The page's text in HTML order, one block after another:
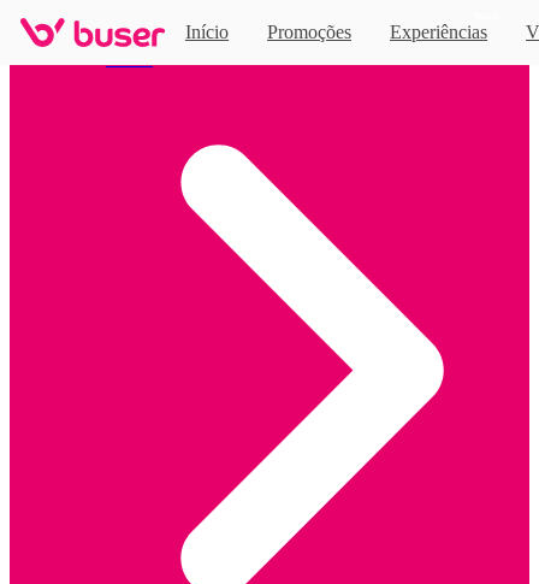
Início Promoções Experiências